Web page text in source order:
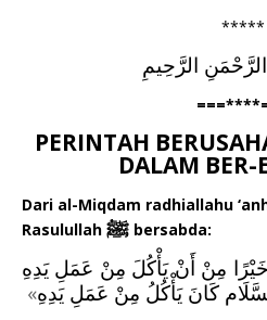
*****
الرَّحِيمِ
PERINTAH
DALAM
Dari al-Miqdam radhiallahu
Rasulullah ﷺ bersabda:
مِنْ أَنْ يَأْكُلَ مِنْ عَمَلِ يَدِهِ
كَانَ يَأْكُلُ مِنْ عَمَلِ يَدِهِ»